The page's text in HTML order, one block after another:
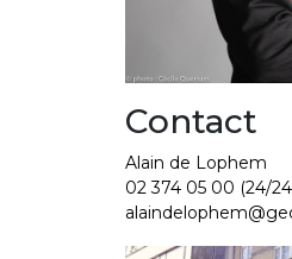
Contact
Alain de Lophem
02 374 05 00 (24/